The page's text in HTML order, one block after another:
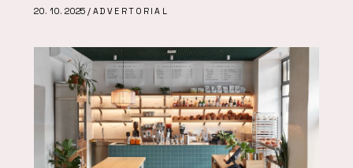
20. 10. 2025 / ADVERTORIAL